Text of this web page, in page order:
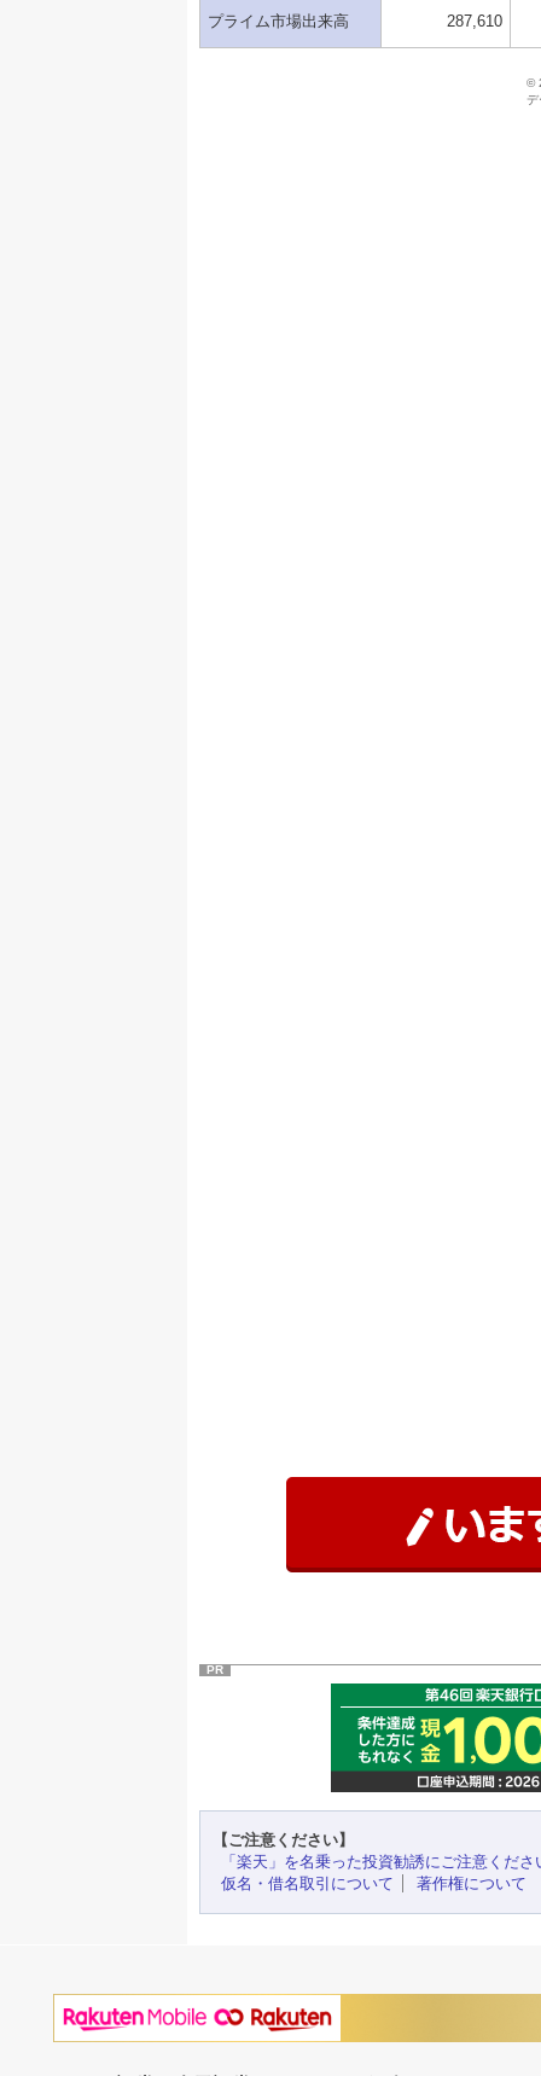
PR
【ご注意ください】
「楽天」を名乗った投資勧誘にご注意くださ
仮名・借名取引について
著作権について